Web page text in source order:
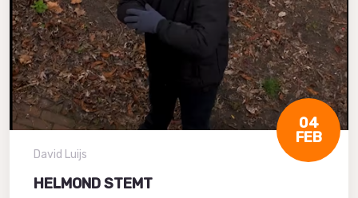
04
FEB
David Luijs
HELMOND STEMT